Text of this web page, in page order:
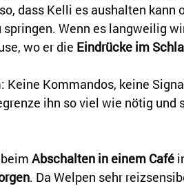
dass Kelli es aushalten kann
Wenn es langweilig
wo er die Eindrücke im
Kommandos, keine
ihn so viel wie nötig und
beim Abschalten in einem Café
. Da Welpen sehr